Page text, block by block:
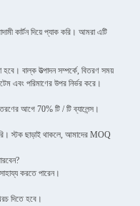
কার্টন দিয়ে প্যাক করি। আমরা এটি
বাল্ক উত্পাদন সম্পর্কে, বিতরণ সময়
এবং পরিমাণের উপর নির্ভর করে।
আগে 70% টি / টি ব্যালেন্স।
স্টক ছাড়াই থাকলে, আমাদের MOQ
করতে পারেন।
দিতে হবে।